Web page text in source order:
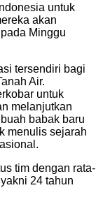
untuk
akan
Minggu
tersendiri bagi
Air.
untuk
melanjutkan
babak baru
menulis sejarah
tim dengan rata-
24 tahun